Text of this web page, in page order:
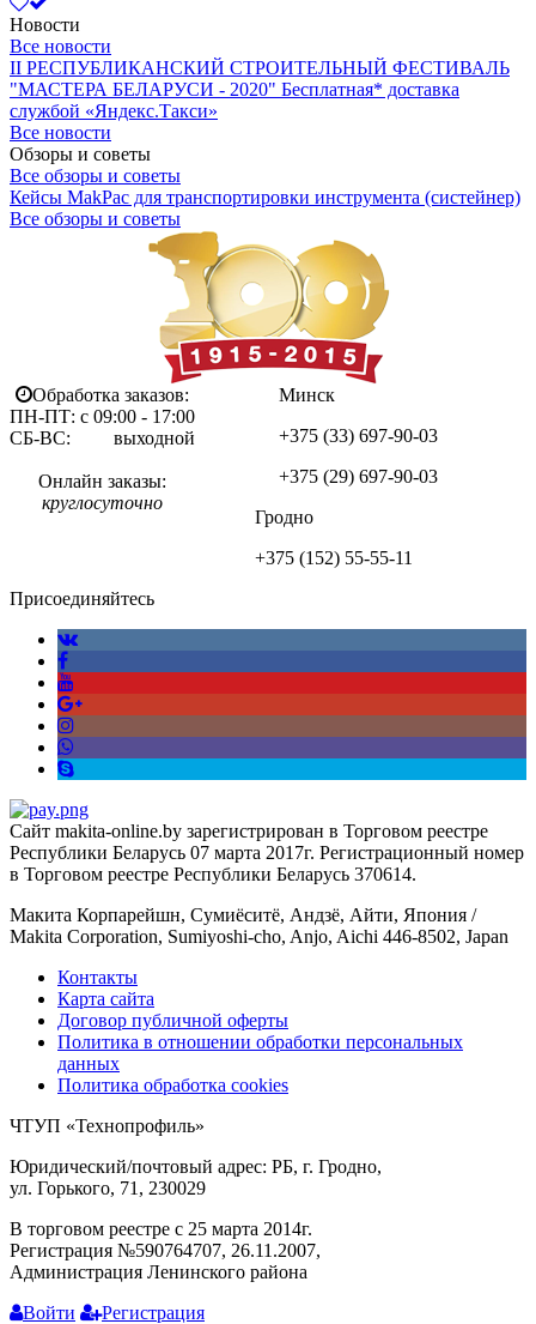
Новости
Все новости
II РЕСПУБЛИКАНСКИЙ СТРОИТЕЛЬНЫЙ ФЕСТИВАЛЬ
"МАСТЕРА БЕЛАРУСИ - 2020" Бесплатная* доставка
службой «Яндекс.Такси»
Все новости
Обзоры и советы
Все обзоры и советы
Кейсы MakPac для транспортировки инструмента (систейнер)
Все обзоры и советы
Обработка заказов:
ПН-ПТ: с 09:00 - 17:00
СБ-ВС: выходной
Онлайн заказы:
круглосуточно
Минск
+375 (33) 697-90-03
+375 (29) 697-90-03
Гродно
+375 (152) 55-55-11
Присоединяйтесь
Сайт makita-online.by зарегистрирован в Торговом реестре
Республики Беларусь 07 марта 2017г. Регистрационный номер
в Торговом реестре Республики Беларусь 370614.
Макита Корпарейшн, Сумиёситё, Андзё, Айти, Япония /
Makita Corporation, Sumiyoshi-cho, Anjo, Aichi 446-8502, Japan
Контакты
Карта сайта
Договор публичной оферты
Политика в отношении обработки персональных
данных
Политика обработка cookies
ЧТУП «Технопрофиль»
Юридический/почтовый адрес: РБ, г. Гродно,
ул. Горького, 71, 230029
В торговом реестре с 25 марта 2014г.
Регистрация №590764707, 26.11.2007,
Администрация Ленинского района
Войти
Регистрация